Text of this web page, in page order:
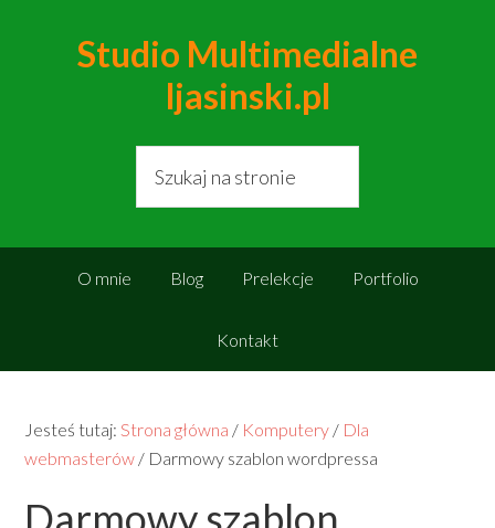
Studio Multimedialne
ljasinski.pl
O mnie Blog Prelekcje Portfolio
Kontakt
Jesteś tutaj:Strona główna / Komputery / Dla
webmasterów / Darmowy szablon wordpressa
Darmowy szablon